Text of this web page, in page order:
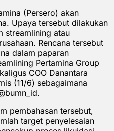
(Persero) akan
Upaya tersebut dilakukan
streamlining atau
Rencana tersebut
dalam paparan
Pertamina Group
COO Danantara
(11/6) sebagaimana
pembahasan tersebut,
target penyelesaian